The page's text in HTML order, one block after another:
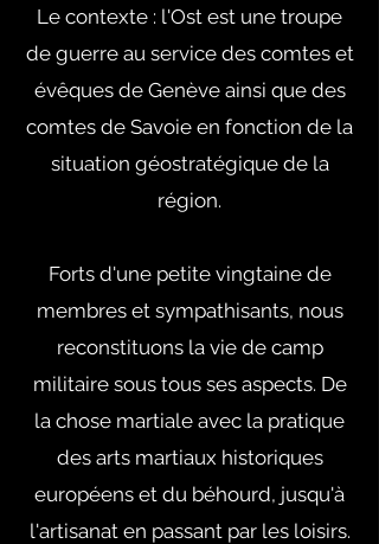
Le contexte : l'Ost est une troupe
de guerre au service des comtes et
évêques de Genève ainsi que des
comtes de Savoie en fonction de la
situation géostratégique de la
région.
Forts d'une petite vingtaine de
membres et sympathisants, nous
reconstituons la vie de camp
militaire sous tous ses aspects. De
la chose martiale avec la pratique
des arts martiaux historiques
européens et du béhourd, jusqu'à
l'artisanat en passant par les loisirs.